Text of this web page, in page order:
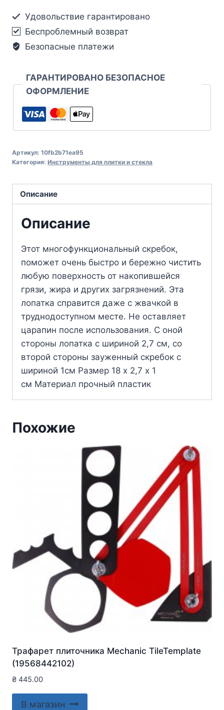
Удовольствие гарантировано
Беспроблемный возврат
Безопасные платежи
ГАРАНТИРОВАНО БЕЗОПАСНОЕ
ОФОРМЛЕНИЕ
Артикул: 10fb2b71ea95
Категория: Инструменты для плитки и стекла
Описание
Описание
Этот многофункциональный скребок,
поможет очень быстро и бережно чистить
любую поверхность от накопившейся
грязи, жира и других загрязнений. Эта
лопатка справится даже с жвачкой в
труднодоступном месте. Не оставляет
царапин после использования. С оной
стороны лопатка с шириной 2,7 см, со
второй стороны зауженный скребок с
шириной 1см Размер 18 х 2,7 х 1
см Материал прочный пластик
Похожие
Трафарет плиточника Mechanic TileTemplate
(19568442102)
₴ 445.00
В магазин